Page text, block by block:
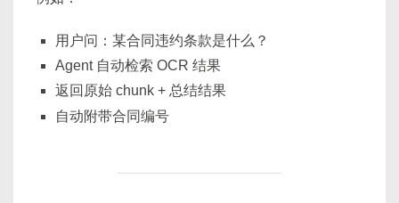
用户问：某合同违约条款是什么？
Agent 自动检索 OCR 结果
返回原始 chunk + 总结结果
自动附带合同编号